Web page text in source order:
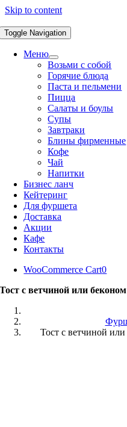
Skip to content
Toggle Navigation
Меню
Возьми с собой
Горячие блюда
Паста и пельмени
Пицца
Салаты и боулы
Супы
Завтраки
Блины фирменные
Кофе
Чай
Напитки
Бизнес ланч
Кейтеринг
Для фуршета
Доставка
Акции
Кафе
Контакты
WooCommerce Cart0
Тост с ветчиной или
Тост с ветчиной